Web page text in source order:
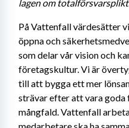
lagen om
På Vattenfall värdesätter
öppna och
som delar vår vision och
företagskultur. Vi är
till att bygga ett mer
strävar efter att vara
mångfald. Vattenfall